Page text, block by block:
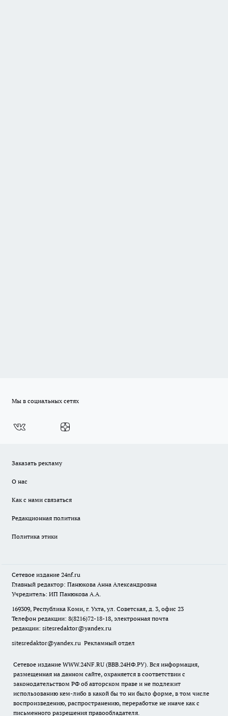
Мы в социальных сетях
Заказать рекламу
О нас
Как с нами связаться
Редакционная политика
Политика этики
Сетевое издание 24nf.ru
Главный редактор: Панюкова Анна Александровна
Учредитель: ИП Панюкова А.А.
169309, Республика Коми, г. Ухта, ул. Советская, д. 3, офис 23
Телефон редакции: 8(8216)72-18-18, электронная почта
редакции: sitesredaktor@yandex.ru
sitesredaktor@yandex.ru Рекламный отдел
Сетевое издание WWW.24NF.RU (ВВВ.24НФ.РУ). Вся информация,
размещенная на данном сайте, охраняется в соответствии с
законодательством РФ об авторском праве и не подлежит
использованию кем-либо в какой бы то ни было форме, в том числе
воспроизведению, распространению, переработке не иначе как с
письменного разрешения правообладателя.